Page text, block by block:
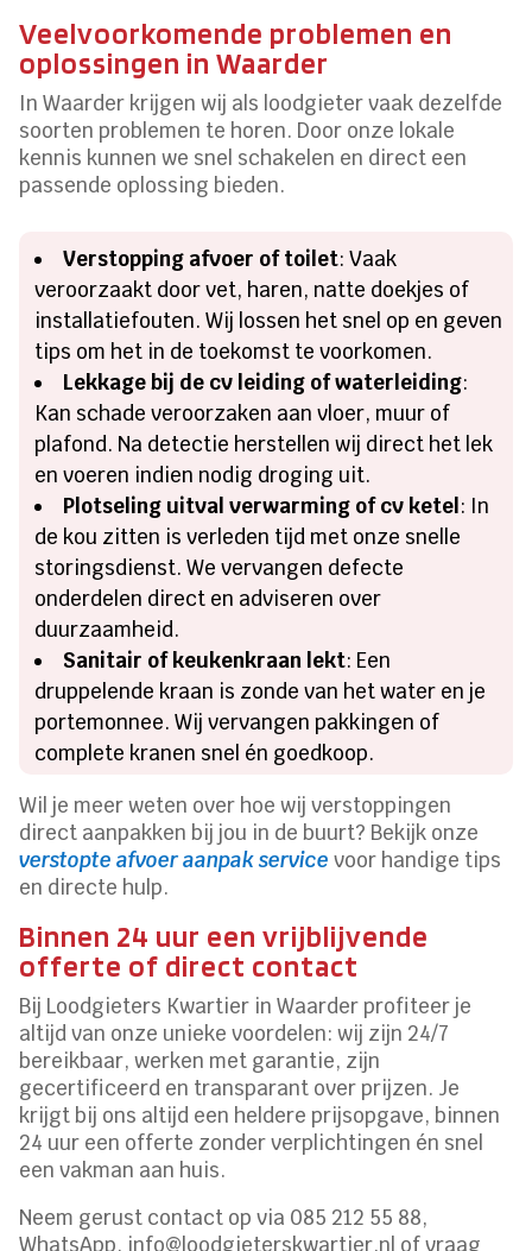
Veelvoorkomende problemen en
oplossingen in Waarder
In Waarder krijgen wij als loodgieter vaak dezelfde
soorten problemen te horen. Door onze lokale
kennis kunnen we snel schakelen en direct een
passende oplossing bieden.
Verstopping afvoer of toilet: Vaak
veroorzaakt door vet, haren, natte doekjes of
installatiefouten. Wij lossen het snel op en geven
tips om het in de toekomst te voorkomen.
Lekkage bij de cv leiding of waterleiding:
Kan schade veroorzaken aan vloer, muur of
plafond. Na detectie herstellen wij direct het lek
en voeren indien nodig droging uit.
Plotseling uitval verwarming of cv ketel : In
de kou zitten is verleden tijd met onze snelle
storingsdienst. We vervangen defecte
onderdelen direct en adviseren over
duurzaamheid.
Sanitair of keukenkraan lekt: Een
druppelende kraan is zonde van het water en je
portemonnee. Wij vervangen pakkingen of
complete kranen snel én goedkoop.
Wil je meer weten over hoe wij verstoppingen
direct aanpakken bij jou in de buurt? Bekijk onze
verstopte afvoer aanpak service voor handige tips
en directe hulp.
Binnen 24 uur een vrijblijvende
offerte of direct contact
Bij Loodgieters Kwartier in Waarder profiteer je
altijd van onze unieke voordelen: wij zijn 24/7
bereikbaar, werken met garantie, zijn
gecertificeerd en transparant over prijzen. Je
krijgt bij ons altijd een heldere prijsopgave, binnen
24 uur een offerte zonder verplichtingen én snel
een vakman aan huis.
Neem gerust contact op via 085 212 55 88,
WhatsApp, info@loodgieterskwartier.nl of vraag